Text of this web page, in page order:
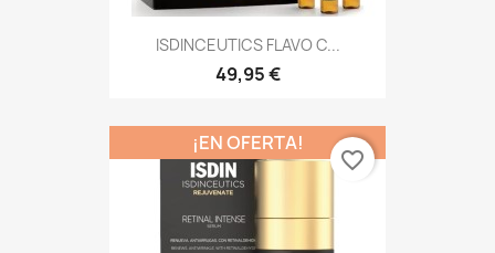
ISDINCEUTICS FLAVO C...
49,95 €
¡EN OFERTA!
favorite_border